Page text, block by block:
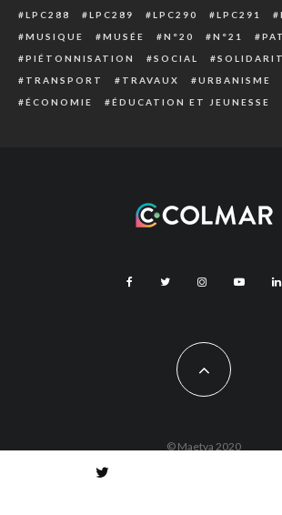
LPC288
LPC289 LPC290 LPC291
MUSIQUE
MUSÉE N°20 N°21
PIÉTONNISATION
SOCIAL
TRANSPORT
TRAVAUX URBANISME
ÉCONOMIE
ÉDUCATION ET JEUNESSE
© Maetva 2020